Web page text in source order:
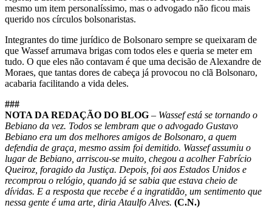
mesmo um item personalíssimo, mas o advogado não ficou mais
querido nos círculos bolsonaristas.
Integrantes do time jurídico de Bolsonaro sempre se queixaram de
que Wassef arrumava brigas com todos eles e queria se meter em
tudo. O que eles não contavam é que uma decisão de Alexandre de
Moraes, que tantas dores de cabeça já provocou no clã Bolsonaro,
acabaria facilitando a vida deles.
###
NOTA DA REDAÇÃO DO BLOG – Wassef está se tornando o
Bebiano da vez. Todos se lembram que o advogado Gustavo
Bebiano era um dos melhores amigos de Bolsonaro, a quem
defendia de graça, mesmo assim foi demitido. Wassef assumiu o
lugar de Bebiano, arriscou-se muito, chegou a acolher Fabrício
Queiroz, foragido da Justiça. Depois, foi aos Estados Unidos e
recomprou o relógio, quando já se sabia que estava cheio de
dívidas. E a resposta que recebe é a ingratidão, um sentimento que
nessa gente é uma arte, diria Ataulfo Alves. (C.N.)